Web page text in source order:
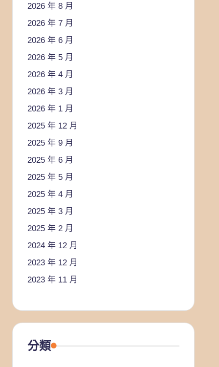
2026 年 8 月
2026 年 7 月
2026 年 6 月
2026 年 5 月
2026 年 4 月
2026 年 3 月
2026 年 1 月
2025 年 12 月
2025 年 9 月
2025 年 6 月
2025 年 5 月
2025 年 4 月
2025 年 3 月
2025 年 2 月
2024 年 12 月
2023 年 12 月
2023 年 11 月
分類